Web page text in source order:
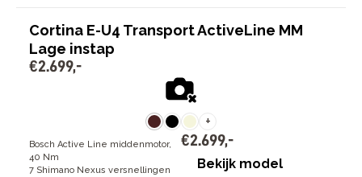
Cortina E-U4 Transport ActiveLine MM
Lage instap
€2.699,-
+
Bosch Active Line middenmotor,
40 Nm
7 Shimano Nexus versnellingen
€2.699,-
Bekijk model